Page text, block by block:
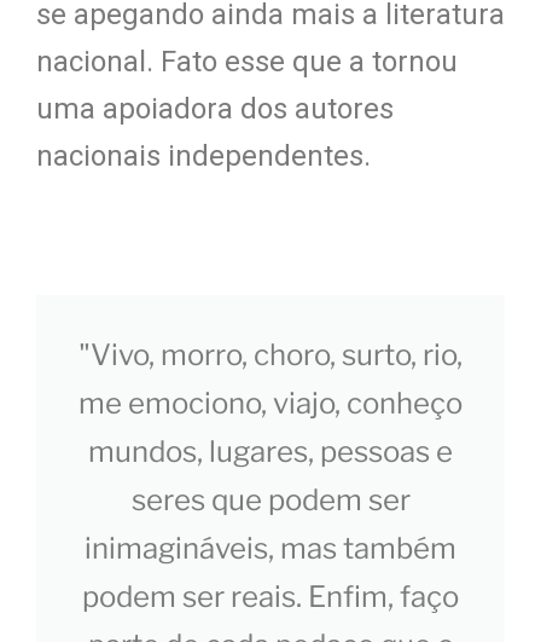
se apegando ainda mais a literatura
nacional. Fato esse que a tornou
uma apoiadora dos autores
nacionais independentes.
"Vivo, morro, choro, surto, rio,
me emociono, viajo, conheço
mundos, lugares, pessoas e
seres que podem ser
inimagináveis, mas também
podem ser reais. Enfim, faço